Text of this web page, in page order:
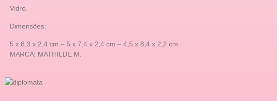
Vidro.
Dimensões:
5 x 8,3 x 2,4 cm – 5 x 7,4 x 2,4 cm – 4,5 x 8,4 x 2,2 cm
MARCA: MATHILDE M.